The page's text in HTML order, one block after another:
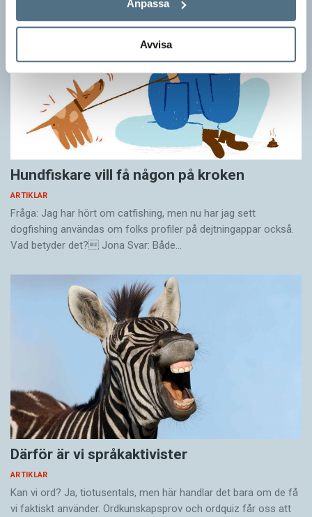
Anpassa
Avvisa
Hundfiskare vill få någon på kroken
ARTIKLAR
Fråga: Jag har hört om catfishing, men nu har jag sett
dogfishing användas om folks profiler på dejtningappar också.
Vad betyder det? Jona Svar: Både…
Därför är vi språkaktivister
ARTIKLAR
Kan vi ord? Ja, tiotusentals, men här handlar det bara om de få
vi faktiskt använder. Ordkunskapsprov och ordquiz får oss att